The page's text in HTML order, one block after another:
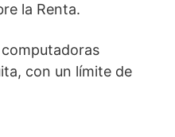
la Renta.
con un límite de